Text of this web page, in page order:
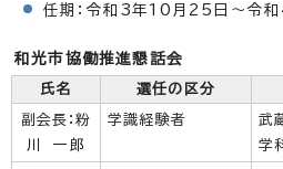
任期：令和3年10月25日～令
和光市協働推進懇話会
氏名 選任の区分
副会長：粉
川 一郎
学識経験者
武
学